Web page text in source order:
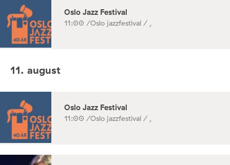
Oslo Jazz Festival
11:00 /Oslo jazzfestival / ,
11. august
Oslo Jazz Festival
11:00 /Oslo jazzfestival / ,